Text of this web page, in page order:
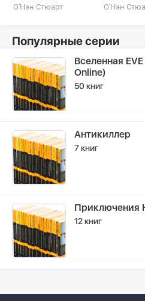
О'Нэн Стюарт О'Нэн
Популярные серии
Вселенная
Online)
50 книг
Антикиллер
7 книг
Приключения
12 книг